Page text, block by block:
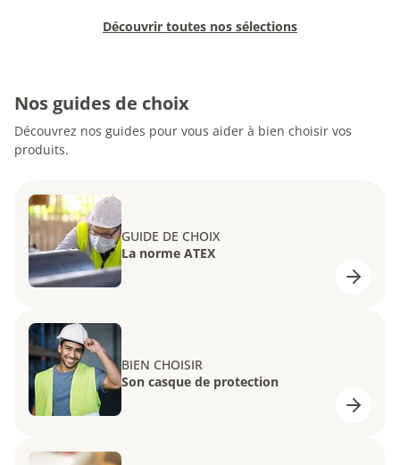
Découvrir toutes nos sélections
Nos guides de choix
Découvrez nos guides pour vous aider à bien choisir vos
produits.
GUIDE DE CHOIX
La norme ATEX
BIEN CHOISIR
Son casque de protection